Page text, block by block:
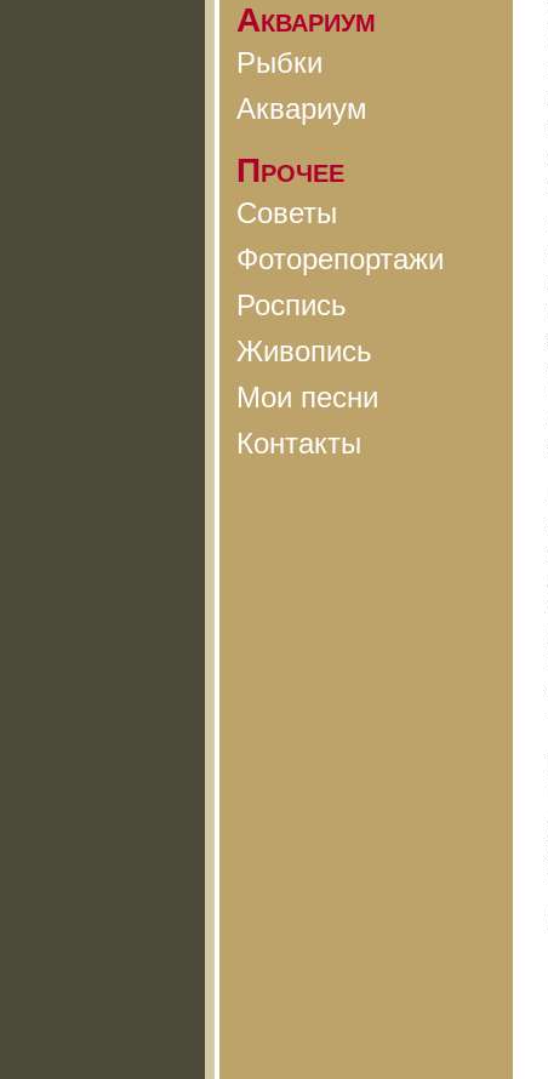
Аквариум
Рыбки
Аквариум
Прочее
Советы
Фоторепортажи
Роспись
Живопись
Мои песни
Контакты